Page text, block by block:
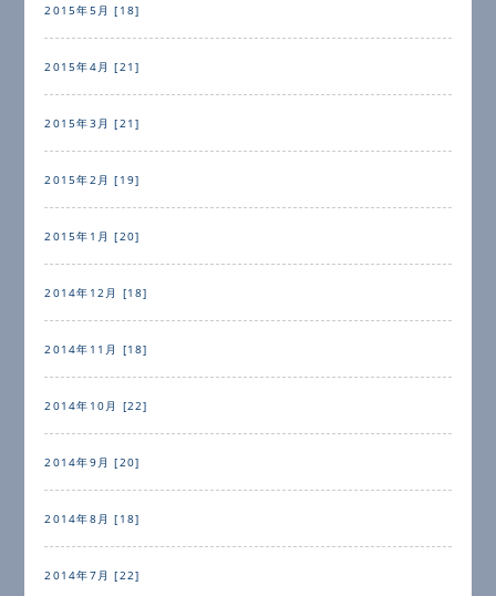
2015年5月 [18]
2015年4月 [21]
2015年3月 [21]
2015年2月 [19]
2015年1月 [20]
2014年12月 [18]
2014年11月 [18]
2014年10月 [22]
2014年9月 [20]
2014年8月 [18]
2014年7月 [22]